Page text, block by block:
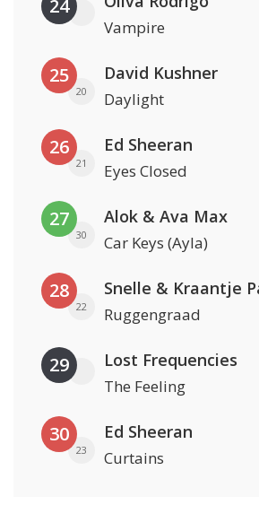
24
Vampire
25
20
David Kushner
Daylight
26
21
Ed Sheeran
Eyes Closed
27
30
Alok & Ava Max
Car Keys (Ayla)
28
22
Snelle & Kraantje
Ruggengraad
29 Lost Frequencies
The Feeling
30
23
Ed Sheeran
Curtains